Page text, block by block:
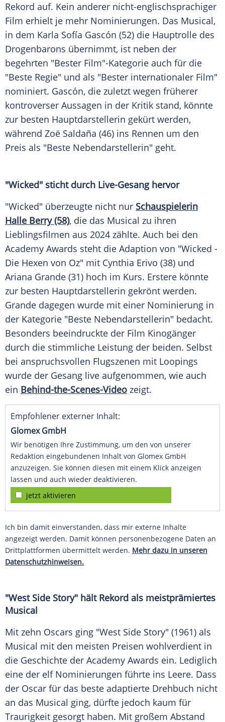
Rekord auf. Kein anderer nicht-englischsprachiger
Film erhielt je mehr Nominierungen. Das Musical,
in dem Karla Sofía Gascón (52) die Hauptrolle des
Drogenbarons übernimmt, ist neben der
begehrten "Bester Film"-Kategorie auch für die
"Beste Regie" und als "Bester internationaler Film"
nominiert. Gascón, die zuletzt wegen früherer
kontroverser Aussagen in der Kritik stand, könnte
zur besten Hauptdarstellerin gekürt werden,
während Zoë Saldaña (46) ins Rennen um den
Preis als "Beste Nebendarstellerin" geht.
"Wicked" sticht durch Live-Gesang hervor
"Wicked" überzeugte nicht nur Schauspielerin
Halle Berry(58), die das Musical zu ihren
Lieblingsfilmen aus 2024 zählte. Auch bei den
Academy Awards steht die Adaption von "Wicked -
Die Hexen von Oz" mit Cynthia Erivo (38) und
Ariana Grande (31) hoch im Kurs. Erstere könnte
zur besten Hauptdarstellerin gekrönt werden.
Grande dagegen wurde mit einer Nominierung in
der Kategorie "Beste Nebendarstellerin" bedacht.
Besonders beeindruckte der Film Kinogänger
durch die stimmliche Leistung der beiden. Selbst
bei anspruchsvollen Flugszenen mit Loopings
wurde der Gesang live aufgenommen, wie auch
ein Behind-the-Scenes-Video zeigt.
Empfohlener externer Inhalt:
Glomex GmbH
Wir benötigen Ihre Zustimmung, um den von unserer
Redaktion eingebundenen Inhalt von Glomex GmbH
anzuzeigen. Sie können diesen mit einem Klick anzeigen
lassen und auch wieder deaktivieren.
jetzt aktivieren
Ich bin damit einverstanden, dass mir externe Inhalte
angezeigt werden. Damit können personenbezogene Daten an
Drittplattformen übermittelt werden. Mehr dazu in unseren
Datenschutzhinweisen.
"West Side Story" hält Rekord als meistprämiertes
Musical
Mit zehn Oscars ging "West Side Story" (1961) als
Musical mit den meisten Preisen wohlverdient in
die Geschichte der Academy Awards ein. Lediglich
eine der elf Nominierungen führte ins Leere. Dass
der Oscar für das beste adaptierte Drehbuch nicht
an das Musical ging, dürfte jedoch kaum für
Traurigkeit gesorgt haben. Mit großem Abstand